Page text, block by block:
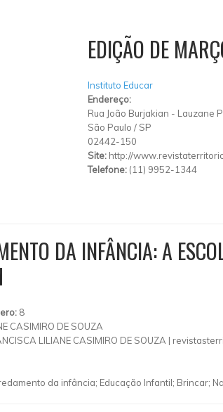
EDIÇÃO DE
Instituto Educar
Endereço:
Rua João Burjakian - Lauzane
São Paulo / SP
02442-150
Site: http://
Telefone: (11) 9952-1344
DA INFÂNCIA: A
8
CASIMIRO DE SOUZA
LILIANE CASIMIRO DE SOUZA |
da infância; Educação Infantil; Brincar;